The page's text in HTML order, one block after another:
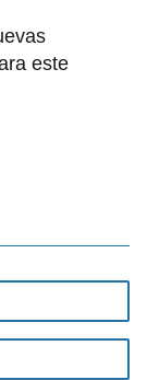
este